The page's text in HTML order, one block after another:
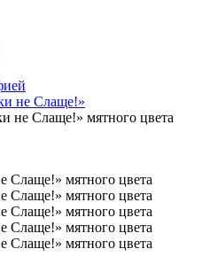
не Слаще!»
не Слаще!» мятного цвета